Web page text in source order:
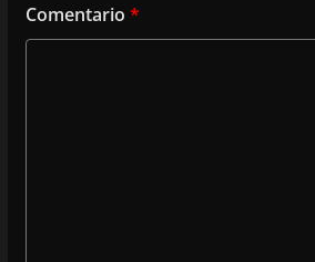
Comentario *